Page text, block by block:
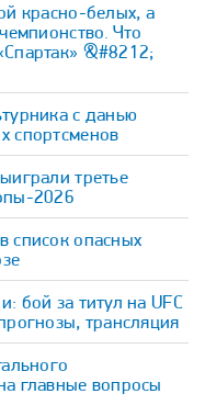
красно-белых, а
Что
&#8212;
с данью
спортсменов
третье
2026
список опасных
бой за титул на UFC
трансляция
главные вопросы